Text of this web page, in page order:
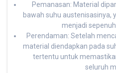
Pemanasan: Material
bawah suhu austenisasinya,
menjadi
Perendaman: Setelah
material diendapkan pada
tertentu untuk
seluruh